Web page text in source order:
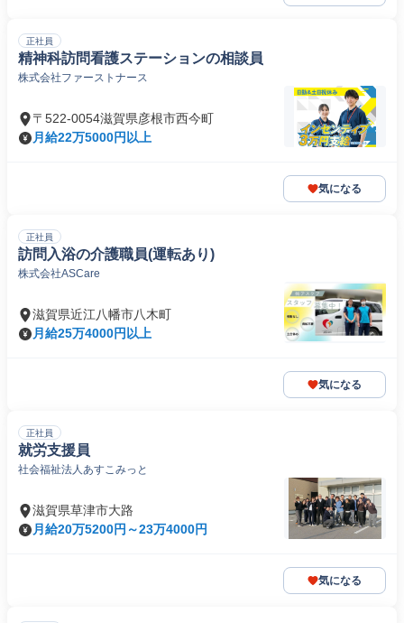
正社員
精神科訪問看護ステーションの相談員
株式会社ファーストナース
〒522-0054滋賀県彦根市西今町
月給22万5000円以上
気になる
正社員
訪問入浴の介護職員(運転あり)
株式会社ASCare
滋賀県近江八幡市八木町
月給25万4000円以上
気になる
正社員
就労支援員
社会福祉法人あすこみっと
滋賀県草津市大路
月給20万5200円～23万4000円
気になる